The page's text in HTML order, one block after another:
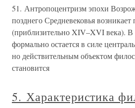
51. Антропоцентризм эпохи
позднего Средневековья
(приблизительно XIV–XVI века). В
формально остается в силе
но действительным объектом
становится
5. Характеристика